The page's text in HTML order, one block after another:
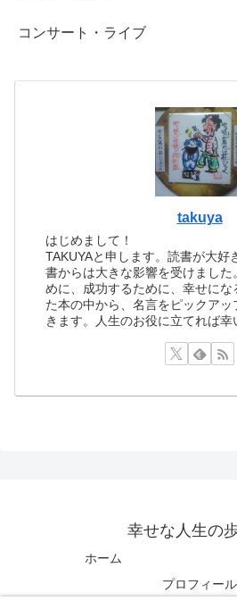
コンサート・ライブ
takuya
はじめまして！
TAKUYAと申します。読書が大好
書からは大きな影響を受けました
めに、成功するために、幸せに
た本の中から、名言をピックア
きます。人生のお役に立てれば幸
幸せな人生の
ホーム
プロフィール